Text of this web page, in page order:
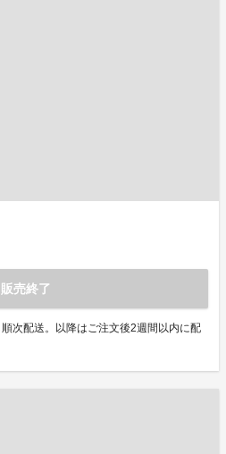
販売終了
次配送。以降はご注文後2週間以内に配